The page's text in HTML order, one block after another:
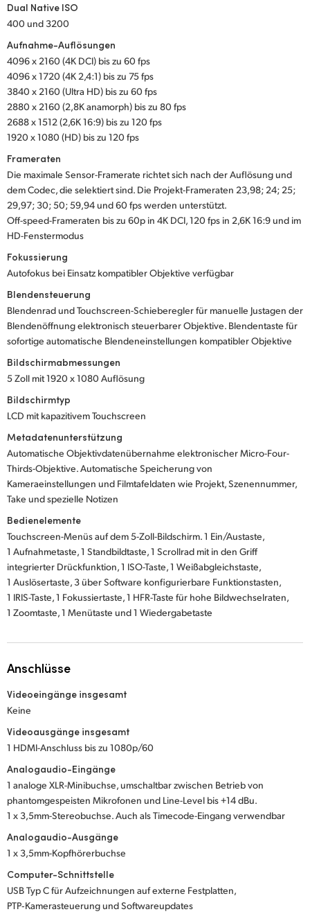
UAE
Ukraine
United Kingdom
United States
Dual Native ISO
400 und 3200
Aufnahme-Auflösungen
4096 x 2160 (4K DCI) bis zu 60 fps
4096 x 1720 (4K 2,4:1) bis zu 75 fps
3840 x 2160 (Ultra HD) bis zu 60 fps
2880 x 2160 (2,8K anamorph) bis zu 80 fps
2688 x 1512 (2,6K 16:9) bis zu 120 fps
1920 x 1080 (HD) bis zu 120 fps
Frameraten
Die maximale Sensor-Framerate richtet sich nach der Auflösung und
dem Codec, die selektiert sind. Die Projekt-Frameraten 23,98; 24; 25;
29,97; 30; 50; 59,94 und 60 fps werden unterstützt.
Off-speed-Frameraten bis zu 60p in 4K DCI, 120 fps in 2,6K 16:9 und im
HD-Fenstermodus
Fokussierung
Autofokus bei Einsatz kompatibler Objektive verfügbar
Blendensteuerung
Blendenrad und Touchscreen-Schieberegler für manuelle Justagen der
Blendenöffnung elektronisch steuerbarer Objektive. Blendentaste für
sofortige automatische Blendeneinstellungen kompatibler Objektive
Bildschirmabmessungen
5 Zoll mit 1920 x 1080 Auflösung
Bildschirmtyp
LCD mit kapazitivem Touchscreen
Metadatenunterstützung
Automatische Objektivdatenübernahme elektronischer Micro-Four-
Thirds-Objektive. Automatische Speicherung von
Kameraeinstellungen und Filmtafeldaten wie Projekt, Szenennummer,
Take und spezielle Notizen
Bedienelemente
Touchscreen-Menüs auf dem 5-Zoll-Bildschirm. 1 Ein/Austaste,
1 Aufnahmetaste, 1 Standbildtaste, 1 Scrollrad mit in den Griff
integrierter Drückfunktion, 1 ISO-Taste, 1 Weißabgleichstaste,
1 Auslösertaste, 3 über Software konfigurierbare Funktionstasten,
1 IRIS-Taste, 1 Fokussiertaste, 1 HFR-Taste für hohe Bildwechselraten,
1 Zoomtaste, 1 Menütaste und 1 Wiedergabetaste
Anschlüsse
Videoeingänge insgesamt
Keine
Videoausgänge insgesamt
1 HDMI-Anschluss bis zu 1080p/60
Analogaudio-Eingänge
1 analoge XLR-Minibuchse, umschaltbar zwischen Betrieb von
phantomgespeisten Mikrofonen und Line-Level bis +14 dBu.
1 x 3,5mm-Stereobuchse. Auch als Timecode-Eingang verwendbar
Analogaudio-Ausgänge
1 x 3,5mm-Kopfhörerbuchse
Computer-Schnittstelle
USB Typ C für Aufzeichnungen auf externe Festplatten,
PTP‑Kamerasteuerung und Softwareupdates